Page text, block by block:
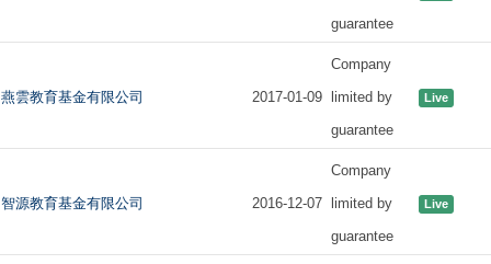
guarantee
燕雲教育基金有限公司 2017-01-09
Company
limited by
guarantee
Live
智源教育基金有限公司 2016-12-07
Company
limited by
guarantee
Live